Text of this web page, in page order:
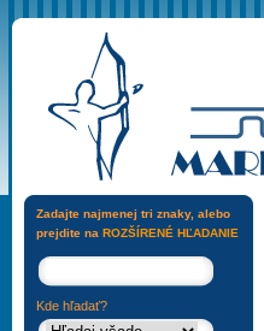
Zadajte najmenej tri znaky, alebo
prejdite na ROZŠÍRENÉ HĽADANIE
Kde hľadať?